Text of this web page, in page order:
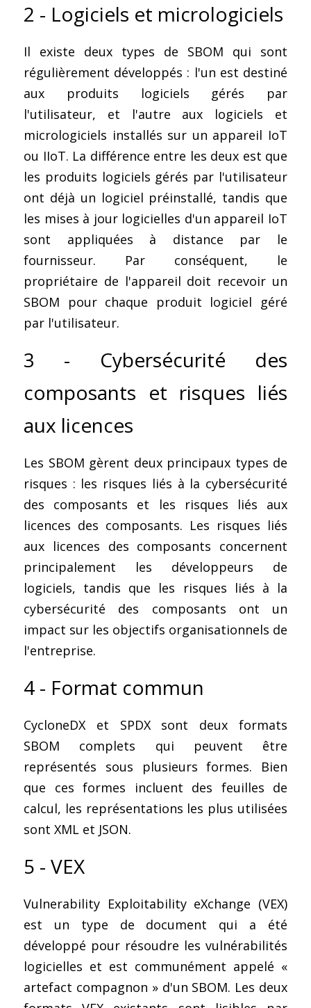
2 - Logiciels et micrologiciels
Il existe deux types de SBOM qui sont
régulièrement développés : l'un est destiné
aux produits logiciels gérés par
l'utilisateur, et l'autre aux logiciels et
micrologiciels installés sur un appareil IoT
ou IIoT. La différence entre les deux est que
les produits logiciels gérés par l'utilisateur
ont déjà un logiciel préinstallé, tandis que
les mises à jour logicielles d'un appareil IoT
sont appliquées à distance par le
fournisseur. Par conséquent, le
propriétaire de l'appareil doit recevoir un
SBOM pour chaque produit logiciel géré
par l'utilisateur.
3 - Cybersécurité des
composants et risques liés
aux licences
Les SBOM gèrent deux principaux types de
risques : les risques liés à la cybersécurité
des composants et les risques liés aux
licences des composants. Les risques liés
aux licences des composants concernent
principalement les développeurs de
logiciels, tandis que les risques liés à la
cybersécurité des composants ont un
impact sur les objectifs organisationnels de
l'entreprise.
4 - Format commun
CycloneDX et SPDX sont deux formats
SBOM complets qui peuvent être
représentés sous plusieurs formes. Bien
que ces formes incluent des feuilles de
calcul, les représentations les plus utilisées
sont XML et JSON.
5 - VEX
Vulnerability Exploitability eXchange (VEX)
est un type de document qui a été
développé pour résoudre les vulnérabilités
logicielles et est communément appelé «
artefact compagnon » d'un SBOM. Les deux